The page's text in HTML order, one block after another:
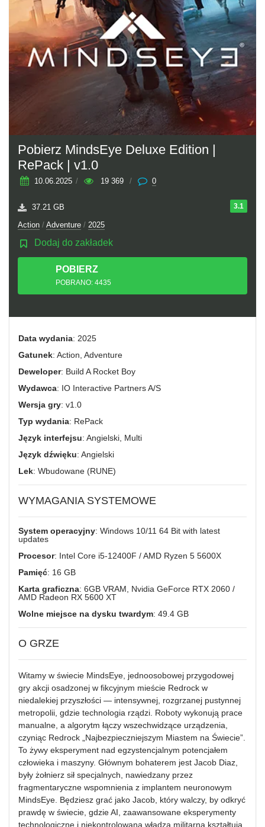
Pobierz MindsEye Deluxe Edition |
RePack | v1.0
10.06.2025 / 19 369 / 0
3.1
37.21 GB
Action / Adventure / 2025
Dodaj do zakładek
POBIERZ
TORRENTPOBRANO: 4435
Data wydania: 2025
Gatunek: Action, Adventure
Deweloper: Build A Rocket Boy
Wydawca: IO Interactive Partners A/S
Wersja gry: v1.0
Typ wydania: RePack
Język interfejsu: Angielski, Multi
Język dźwięku: Angielski
Lek: Wbudowane (RUNE)
WYMAGANIA SYSTEMOWE
System operacyjny: Windows 10/11 64 Bit with latest
updates
Procesor: Intel Core i5-12400F / AMD Ryzen 5 5600X
Pamięć: 16 GB
Karta graficzna: 6GB VRAM, Nvidia GeForce RTX 2060 /
AMD Radeon RX 5600 XT
Wolne miejsce na dysku twardym: 49.4 GB
O GRZE
Witamy w świecie MindsEye, jednoosobowej przygodowej
gry akcji osadzonej w fikcyjnym mieście Redrock w
niedalekiej przyszłości — intensywnej, rozgrzanej pustynnej
metropolii, gdzie technologia rządzi. Roboty wykonują prace
manualne, a algorytm łączy wszechwidzące urządzenia,
czyniąc Redrock „Najbezpieczniejszym Miastem na Świecie”.
To żywy eksperyment nad egzystencjalnym potencjałem
człowieka i maszyny. Głównym bohaterem jest Jacob Diaz,
były żołnierz sił specjalnych, nawiedzany przez
fragmentaryczne wspomnienia z implantem neuronowym
MindsEye. Będziesz grać jako Jacob, który walczy, by odkryć
prawdę w świecie, gdzie AI, zaawansowane eksperymenty
technologiczne i niekontrolowana władza militarna kształtują